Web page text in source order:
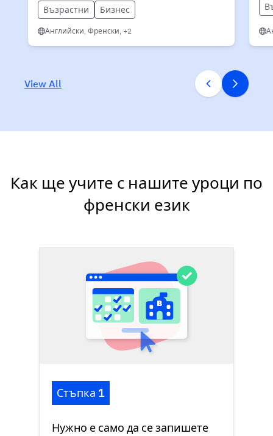
Възрастни Бизнес
Английски, Френски, +2
View All
Как ще учите с нашите уроци по
френски език
Стъпка 1
Нужно е само да се запишете